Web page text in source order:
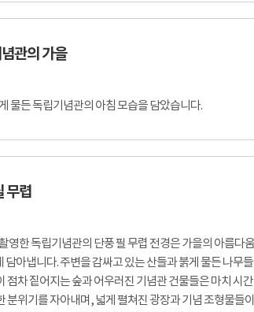
관의 가을
물든 독립기념관의 아침 모습을 담았습니다.
무렵
영한 독립기념관의 단풍 필 무렵 전경은 가을의 아름다
담아냅니다. 주변을 감싸고 있는 산들과 붉게 물든 나무
점차 짙어지는 숲과 어우러진 기념관 건물들은 마치 시
분위기를 자아내며, 넓게 펼쳐진 광장과 기념 조형물들